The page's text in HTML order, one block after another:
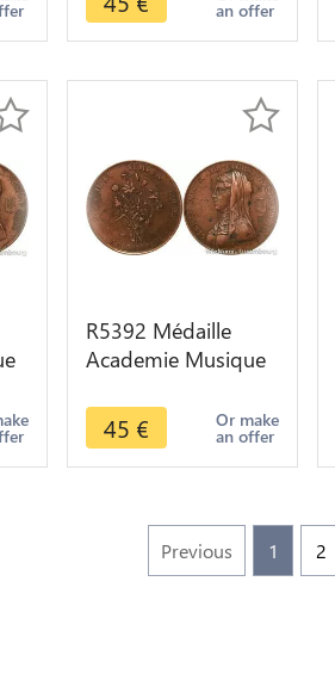
1882 -> Make offer
an offer
R5392 Médaille
Academie Musique
Clémence Isaure
1882 -> Make offer
45 € Or make
an offer
Previous 1 2